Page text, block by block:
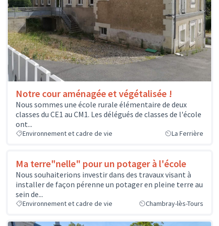
Notre cour aménagée et végétalisée !
Nous sommes une école rurale élémentaire de deux
classes du CE1 au CM1. Les délégués de classes de l'école
ont...
Environnement et cadre de vie La Ferrière
Ma terre"nelle" pour un potager à l'école
Nous souhaiterions investir dans des travaux visant à
installer de façon pérenne un potager en pleine terre au
sein de...
Environnement et cadre de vie Chambray-lès-Tours